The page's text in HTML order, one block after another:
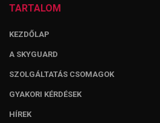
TARTALOM
KEZDŐLAP
A SKYGUARD
SZOLGÁLTATÁS CSOMAGOK
GYAKORI KÉRDÉSEK
HÍREK